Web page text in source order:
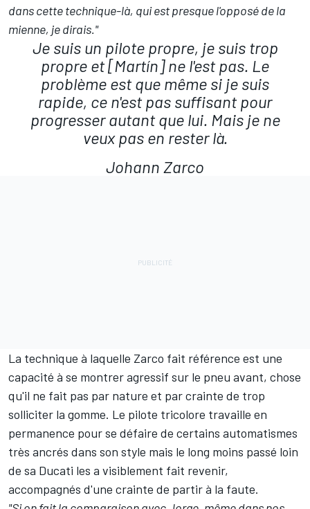
dans cette technique-là, qui est presque l'opposé de la
mienne, je dirais."
Je suis un pilote propre, je suis trop
propre et [Martín] ne l'est pas. Le
problème est que même si je suis
rapide, ce n'est pas suffisant pour
progresser autant que lui. Mais je ne
veux pas en rester là.
Johann Zarco
La technique à laquelle Zarco fait référence est une
capacité à se montrer agressif sur le pneu avant, chose
qu'il ne fait pas par nature et par crainte de trop
solliciter la gomme. Le pilote tricolore travaille en
permanence pour se défaire de certains automatismes
très ancrés dans son style mais le long moins passé loin
de sa Ducati les a visiblement fait revenir,
accompagnés d'une crainte de partir à la faute.